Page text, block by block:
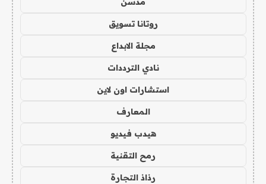
روتانا تسويق
مجلة الابداع
نادي الترددات
استشارات اون لاين
المعارف
هيدب فيديو
رمح التقنية
رذاذ التجارة